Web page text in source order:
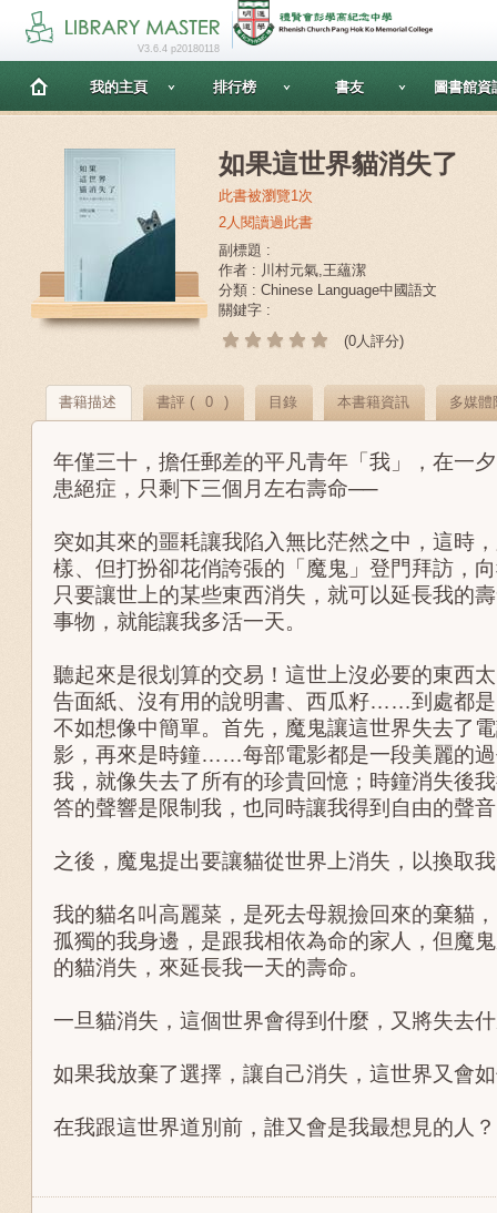
V3.6.4 p20180118
我的主頁 排行榜 書友 圖書館資
如果這世界貓消失了
此書被瀏覽1次
2人閱讀過此書
副標題 :
作者 : 川村元氣,王蘊潔
分類 : Chinese Language中國語文
關鍵字 :
(0人評分)
書籍描述 書評 ( 0 ) 目錄 本書籍資訊 多媒體
年僅三十，擔任郵差的平凡青年「我」，在一
患絕症，只剩下三個月左右壽命──
突如其來的噩耗讓我陷入無比茫然之中，這時
樣、但打扮卻花俏誇張的「魔鬼」登門拜訪，
只要讓世上的某些東西消失，就可以延長我的
事物，就能讓我多活一天。
聽起來是很划算的交易！這世上沒必要的東西
告面紙、沒有用的說明書、西瓜籽……到處都
不如想像中簡單。首先，魔鬼讓這世界失去了
影，再來是時鐘……每部電影都是一段美麗的
我，就像失去了所有的珍貴回憶；時鐘消失後
答的聲響是限制我，也同時讓我得到自由的聲
之後，魔鬼提出要讓貓從世界上消失，以換取
我的貓名叫高麗菜，是死去母親撿回來的棄貓
孤獨的我身邊，是跟我相依為命的家人，但魔
的貓消失，來延長我一天的壽命。
一旦貓消失，這個世界會得到什麼，又將失去
如果我放棄了選擇，讓自己消失，這世界又會
在我跟這世界道別前，誰又會是我最想見的人？